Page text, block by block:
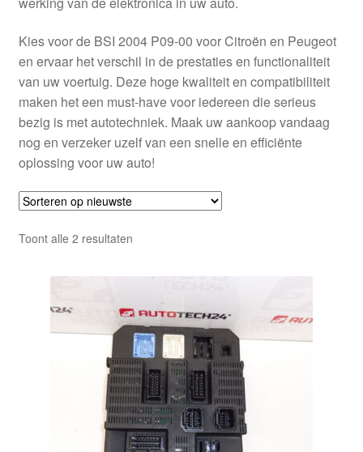
Privacybeleid
Wereldwijde verzending
Winkelwagen
Kies voor de BSI 2004 P09-00 voor Citroën en Peugeot
en ervaar het verschil in de prestaties en functionaliteit
van uw voertuig. Deze hoge kwaliteit en compatibiliteit
maken het een must-have voor iedereen die serieus
bezig is met autotechniek. Maak uw aankoop vandaag
nog en verzeker uzelf van een snelle en efficiënte
oplossing voor uw auto!
Toont alle 2 resultatenGesorteerd
nieuwste